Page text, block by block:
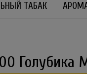
ТАБАК
Голубика